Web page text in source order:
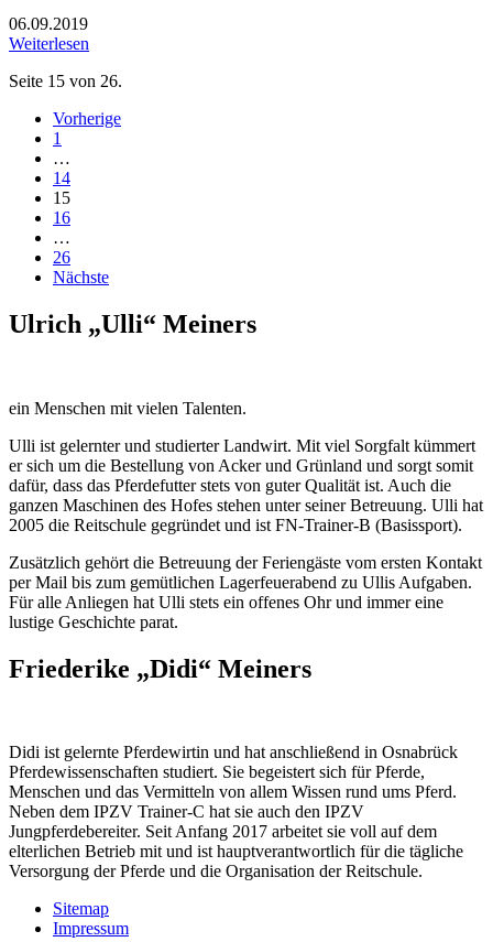
06.09.2019
Weiterlesen
Seite 15 von 26.
Vorherige
1
…
14
15
16
…
26
Nächste
Ulrich „Ulli“ Meiners
ein Menschen mit vielen Talenten.
Ulli ist gelernter und studierter Landwirt. Mit viel Sorgfalt kümmert
er sich um die Bestellung von Acker und Grünland und sorgt somit
dafür, dass das Pferdefutter stets von guter Qualität ist. Auch die
ganzen Maschinen des Hofes stehen unter seiner Betreuung. Ulli hat
2005 die Reitschule gegründet und ist FN-Trainer-B (Basissport).
Zusätzlich gehört die Betreuung der Feriengäste vom ersten Kontakt
per Mail bis zum gemütlichen Lagerfeuerabend zu Ullis Aufgaben.
Für alle Anliegen hat Ulli stets ein offenes Ohr und immer eine
lustige Geschichte parat.
Friederike „Didi“ Meiners
Didi ist gelernte Pferdewirtin und hat anschließend in Osnabrück
Pferdewissenschaften studiert. Sie begeistert sich für Pferde,
Menschen und das Vermitteln von allem Wissen rund ums Pferd.
Neben dem IPZV Trainer-C hat sie auch den IPZV
Jungpferdebereiter. Seit Anfang 2017 arbeitet sie voll auf dem
elterlichen Betrieb mit und ist hauptverantwortlich für die tägliche
Versorgung der Pferde und die Organisation der Reitschule.
Sitemap
Impressum